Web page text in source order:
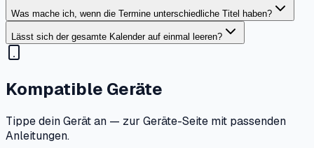
Was mache ich, wenn die Termine unterschiedliche Titel haben?
Lässt sich der gesamte Kalender auf einmal leeren?
Kompatible Geräte
Tippe dein Gerät an — zur Geräte-Seite mit passenden
Anleitungen.